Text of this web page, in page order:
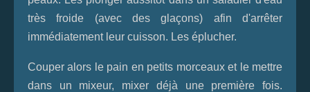
très froide (avec des glaçons) afin d'arrêter
immédiatement leur cuisson. Les éplucher.
Couper alors le pain en petits morceaux et le mettre
dans un mixeur, mixer déjà une première fois.